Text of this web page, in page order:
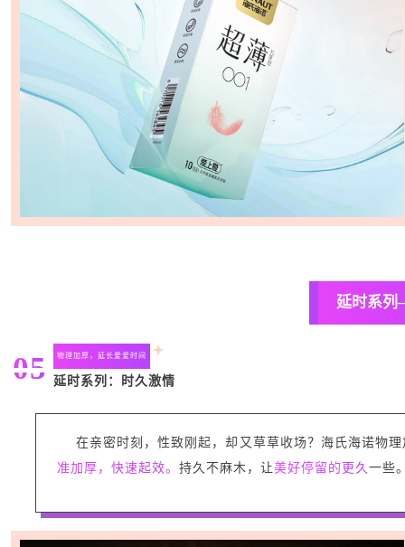
延时系
05 物理加厚，延长爱爱时间
延时系列： 时久激情
在亲密时刻，性致刚起，却又草草收场？海氏海诺物
准加厚，快速起效。 持久不麻木，让美好停留的更久 一些